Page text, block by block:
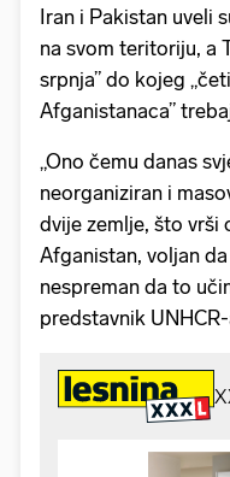
Iran i Pakistan uveli
na svom teritoriju, a
srpnja” do kojeg
Afganistanaca”
„Ono čemu danas
neorganiziran i
dvije zemlje, što vrši
Afganistan, voljan
nespreman da to
predstavnik